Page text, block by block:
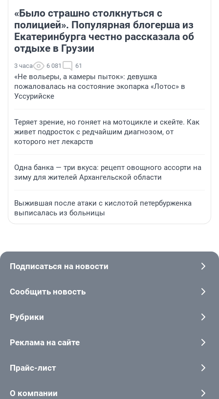
«Было страшно столкнуться с
полицией». Популярная блогерша из
Екатеринбурга честно рассказала об
отдыхе в Грузии
3 часа 6 081 61
«Не вольеры, а камеры пыток»: девушка
пожаловалась на состояние экопарка «Лотос» в
Уссурийске
Теряет зрение, но гоняет на мотоцикле и скейте. Как
живет подросток с редчайшим диагнозом, от
которого нет лекарств
Одна банка — три вкуса: рецепт овощного ассорти на
зиму для жителей Архангельской области
Выжившая после атаки с кислотой петербурженка
выписалась из больницы
Подписаться на новости
Сообщить новость
Рубрики
Реклама на сайте
Прайс-лист
О компании